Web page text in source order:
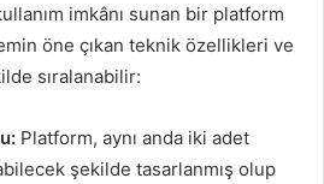
imkânı sunan bir platform
öne çıkan teknik özellikleri ve
sıralanabilir:
Platform, aynı anda iki adet
şekilde tasarlanmış olup